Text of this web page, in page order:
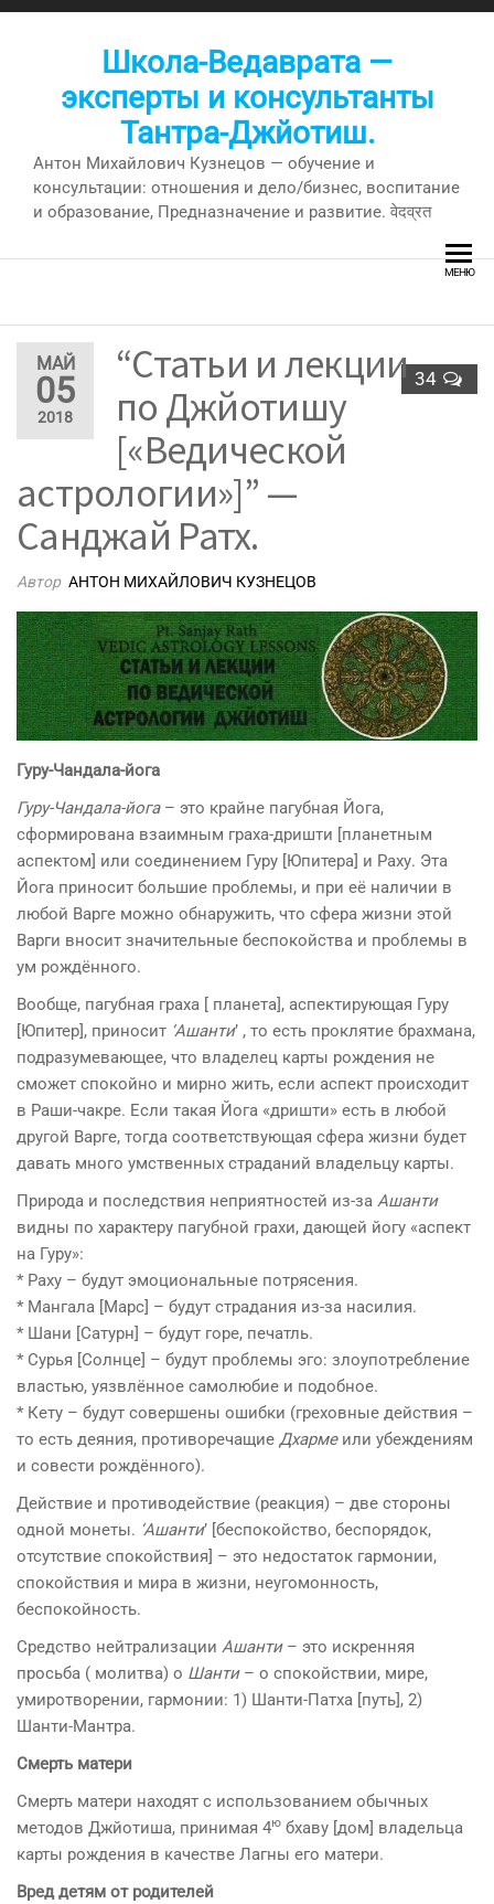
Перейти
Школа-Ведаврата —
эксперты и консультанты
Тантра-Джйотиш.
Антон Михайлович Кузнецов — обучение и
консультации: отношения и дело/бизнес, воспитание
и образование, Предназначение и развитие. वेदव्रत
МЕНЮ
МАЙ
05
2018
34
“Статьи и лекции
по Джйотишу
[«Ведической
астрологии»]” —
Санджай Ратх.
Автор АНТОН МИХАЙЛОВИЧ КУЗНЕЦОВ
Гуру-Чандала-йога
Гуру-Чандала-йога – это крайне пагубная Йога,
сформирована взаимным граха-дришти [планетным
аспектом] или соединением Гуру [Юпитера] и Раху. Эта
Йога приносит большие проблемы, и при её наличии в
любой Варге можно обнаружить, что сфера жизни этой
Варги вносит значительные беспокойства и проблемы в
ум рождённого.
Вообще, пагубная граха [ планета], аспектирующая Гуру
[Юпитер], приносит ‘Ашанти’ , то есть проклятие брахмана,
подразумевающее, что владелец карты рождения не
сможет спокойно и мирно жить, если аспект происходит
в Раши-чакре. Если такая Йога «дришти» есть в любой
другой Варге, тогда соответствующая сфера жизни будет
давать много умственных страданий владельцу карты.
Природа и последствия неприятностей из-за Ашанти
видны по характеру пагубной грахи, дающей йогу «аспект
на Гуру»:
* Раху – будут эмоциональные потрясения.
* Мангала [Марс] – будут страдания из-за насилия.
* Шани [Сатурн] – будут горе, печатль.
* Сурья [Солнце] – будут проблемы эго: злоупотребление
властью, уязвлённое самолюбие и подобное.
* Кету – будут совершены ошибки (греховные действия –
то есть деяния, противоречащие Дхармеили убеждениям
и совести рождённого).
Действие и противодействие (реакция) – две стороны
одной монеты. ‘Ашанти’ [беспокойство, беспорядок,
отсутствие спокойствия] – это недостаток гармонии,
спокойствия и мира в жизни, неугомонность,
беспокойность.
Средство нейтрализации Ашанти– это искренняя
просьба ( молитва) о Шанти – о спокойствии, мире,
умиротворении, гармонии: 1) Шанти-Патха [путь], 2)
Шанти-Мантра.
Смерть матери
Смерть матери находят с использованием обычных
методов Джйотиша, принимая 4ю бхаву [дом] владельца
карты рождения в качестве Лагны его матери.
Вред детям от родителей